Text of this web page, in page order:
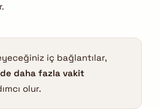
iç bağlantılar,
daha fazla vakit
olur.